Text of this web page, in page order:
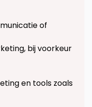
of
bij voorkeur
en tools zoals